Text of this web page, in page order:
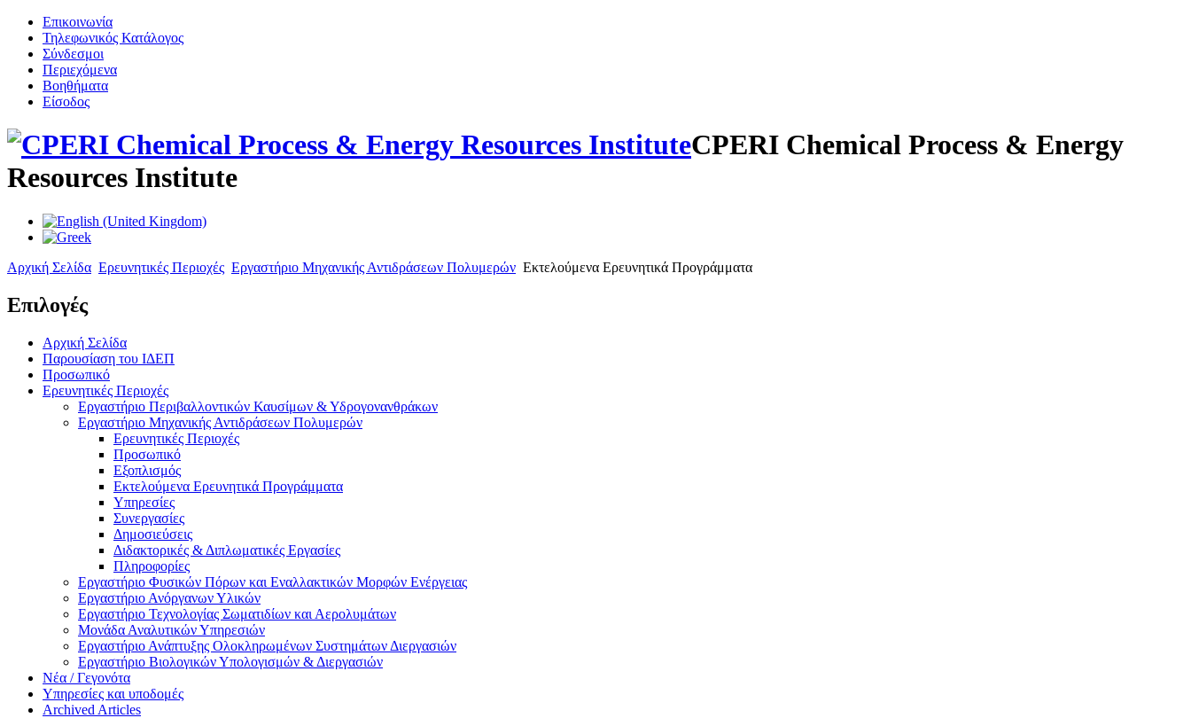
Επικοινωνία
Τηλεφωνικός Κατάλογος
Σύνδεσμοι
Περιεχόμενα
Βοηθήματα
Είσοδος
CPERI Chemical Process & Energy
Resources Institute
Αρχική Σελίδα Ερευνητικές Περιοχές Εργαστήριο Μηχανικής Αντιδράσεων Πολυμερών Εκτελούμενα Ερευνητικά Προγράμματα
Επιλογές
Αρχική Σελίδα
Παρουσίαση του ΙΔΕΠ
Προσωπικό
Ερευνητικές Περιοχές
Εργαστήριο Περιβαλλοντικών Καυσίμων & Υδρογονανθράκων
Εργαστήριο Μηχανικής Αντιδράσεων Πολυμερών
Ερευνητικές Περιοχές
Προσωπικό
Εξοπλισμός
Εκτελούμενα Ερευνητικά Προγράμματα
Υπηρεσίες
Συνεργασίες
Δημοσιεύσεις
Διδακτορικές & Διπλωματικές Εργασίες
Πληροφορίες
Εργαστήριο Φυσικών Πόρων και Εναλλακτικών Μορφών Ενέργειας
Εργαστήριο Ανόργανων Υλικών
Εργαστήριο Τεχνολογίας Σωματιδίων και Αερολυμάτων
Μονάδα Αναλυτικών Υπηρεσιών
Εργαστήριο Ανάπτυξης Ολοκληρωμένων Συστημάτων Διεργασιών
Εργαστήριο Βιολογικών Υπολογισμών & Διεργασιών
Νέα / Γεγονότα
Υπηρεσίες και υποδομές
Archived Articles